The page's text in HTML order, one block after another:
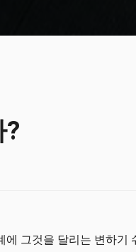
그것을 달리는 변하기